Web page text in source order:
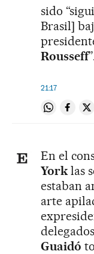
sido
Brasil]
Rousseff
21:17
En el
Yorklas
estaban
arte
Guaidó